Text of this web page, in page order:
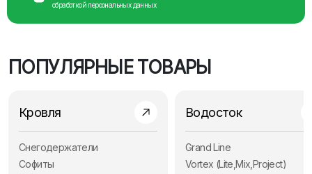
обработкой персональных данных
ПОПУЛЯРНЫЕ ТОВАРЫ
Кровля
Снегодержатели
Софиты
Водосток
Grand Line
Vortex (Lite,Mix,Project)